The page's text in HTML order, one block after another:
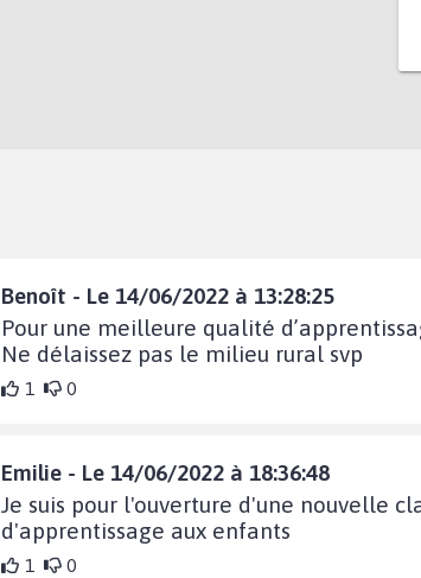
Benoît - Le 14/06/2022 à 13:28:25
Pour une meilleure qualité
Ne délaissez pas le milieu rural svp
1 0
Emilie - Le 14/06/2022 à 18:36:48
Je suis pour l'ouverture d'une nouvelle
d'apprentissage aux enfants
1 0